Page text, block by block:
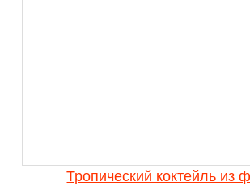
Тропический коктейль из